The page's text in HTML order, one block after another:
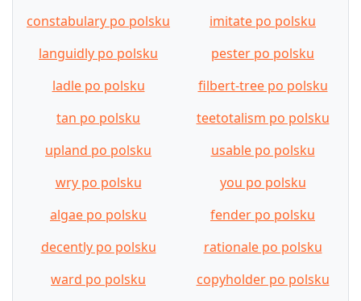
constabulary po polsku
imitate po polsku
languidly po polsku
pester po polsku
ladle po polsku
filbert-tree po polsku
tan po polsku
teetotalism po polsku
upland po polsku
usable po polsku
wry po polsku
you po polsku
algae po polsku
fender po polsku
decently po polsku
rationale po polsku
ward po polsku
copyholder po polsku